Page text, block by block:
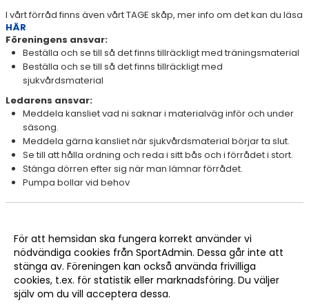
LAGKASSA
LEDARUTBILDNING
KIK-VÄGEN
I vårt förråd finns även vårt TAGE skåp, mer info om det kan du läsa
HÄR
Föreningens ansvar:
Beställa och se till så det finns tillräckligt med träningsmaterial
Beställa och se till så det finns tillräckligt med
sjukvårdsmaterial
Ledarens ansvar:
Meddela kansliet vad ni saknar i materialväg inför och under
säsong.
Meddela gärna kansliet när sjukvårdsmaterial börjar ta slut.
Se till att hålla ordning och reda i sitt bås och i förrådet i stort.
Stänga dörren efter sig när man lämnar förrådet.
Pumpa bollar vid behov
För att hemsidan ska fungera korrekt använder vi
nödvändiga cookies från SportAdmin. Dessa går inte att
stänga av. Föreningen kan också använda frivilliga
cookies, t.ex. för statistik eller marknadsföring. Du väljer
själv om du vill acceptera dessa.